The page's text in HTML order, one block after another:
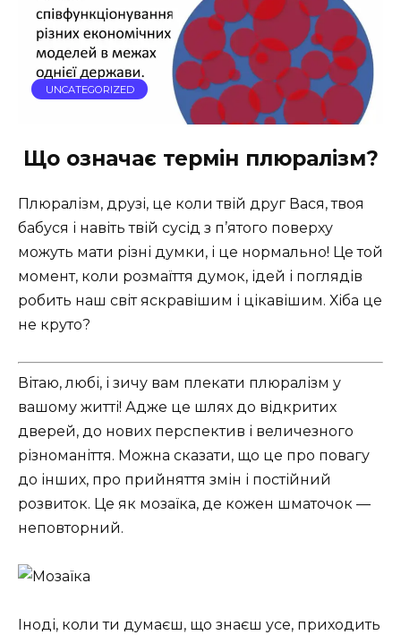
UNCATEGORIZED
Що означає термін плюралізм?
Плюралізм, друзі, це коли твій друг Вася, твоя
бабуся і навіть твій сусід з п’ятого поверху
можуть мати різні думки, і це нормально! Це той
момент, коли розмаїття думок, ідей і поглядів
робить наш світ яскравішим і цікавішим. Хіба це
не круто?
Вітаю, любі, і зичу вам плекати плюралізм у
вашому житті! Адже це шлях до відкритих
дверей, до нових перспектив і величезного
різноманіття. Можна сказати, що це про повагу
до інших, про прийняття змін і постійний
розвиток. Це як мозаїка, де кожен шматочок —
неповторний.
Іноді, коли ти думаєш, що знаєш усе, приходить